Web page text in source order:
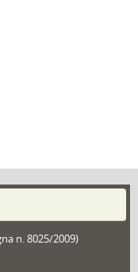
n. 8025/2009)